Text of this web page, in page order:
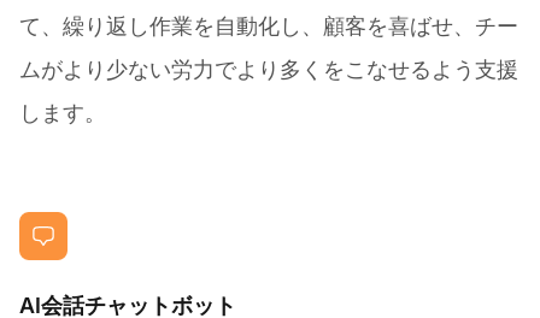
て、繰り返し作業を自動化し、顧客を喜ばせ、チー
ムがより少ない労力でより多くをこなせるよう支援
します。
AI会話チャットボット